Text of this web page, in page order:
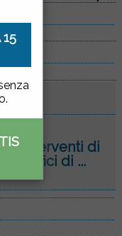
15
campo
la
interventi di
edifici di ...